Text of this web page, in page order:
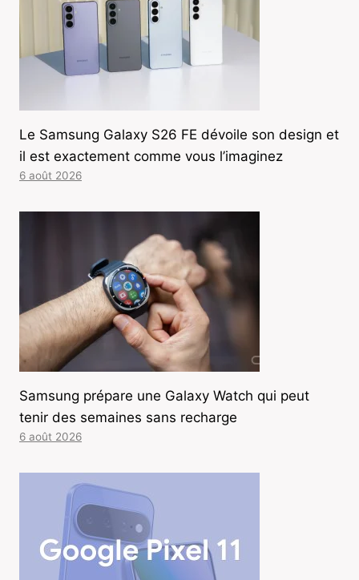
Le Samsung Galaxy S26 FE dévoile son design et
il est exactement comme vous l’imaginez
6 août 2026
Samsung prépare une Galaxy Watch qui peut
tenir des semaines sans recharge
6 août 2026